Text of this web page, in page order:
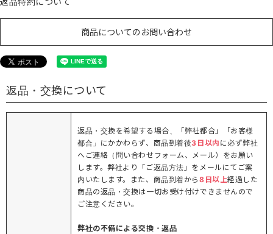
商品についてのお問い合わせ
返品・交換について
返品・交換を希望する場合、「弊社都合」「お客様
都合」にかかわらず、商品到着後3日以内 に必ず弊社
へご連絡（問い合わせフォーム、メール）をお願い
します。弊社より「ご返品方法」をメールにてご案
内いたします。また、商品到着から 8日以上経過した
商品の返品・交換は一切お受け付けできませんので
ご注意ください。
弊社の不備による交換・返品